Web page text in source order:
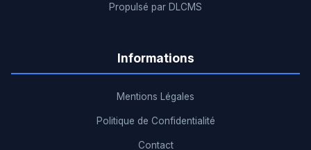
Propulsé par DLCMS
Informations
Mentions Légales
Politique de Confidentialité
Contact